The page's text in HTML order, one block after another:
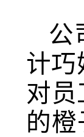
公
计巧
对员
的橙